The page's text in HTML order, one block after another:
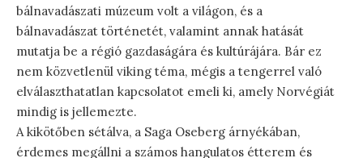
bálnavadászati múzeum volt a világon, és a
bálnavadászat történetét, valamint annak hatását
mutatja be a régió gazdaságára és kultúrájára. Bár ez
nem közvetlenül viking téma, mégis a tengerrel való
elválaszthatatlan kapcsolatot emeli ki, amely Norvégiát
mindig is jellemezte.
A kikötőben sétálva, a Saga Oseberg árnyékában,
érdemes megállni a számos hangulatos étterem és